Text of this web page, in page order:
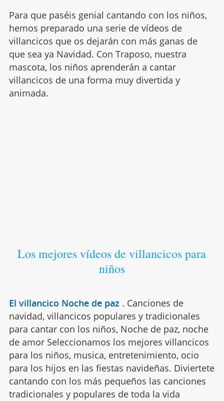
Para que paséis genial cantando con los niños,
hemos preparado una serie de vídeos de
villancicos que os dejarán con más ganas de
que sea ya Navidad. Con Traposo, nuestra
mascota, los niños aprenderán a cantar
villancicos de una forma muy divertida y
animada.
Los mejores vídeos de villancicos para
niños
El villancico Noche de paz . Canciones de
navidad, villancicos populares y tradicionales
para cantar con los niños, Noche de paz, noche
de amor Seleccionamos los mejores villancicos
para los niños, musica, entretenimiento, ocio
para los hijos en las fiestas navideñas. Diviertete
cantando con los más pequeños las canciones
tradicionales y populares de toda la vida